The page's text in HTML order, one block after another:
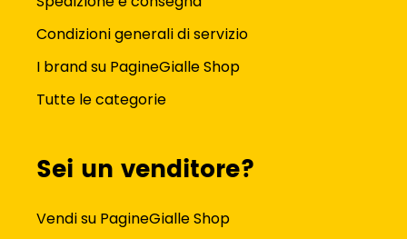
Condizioni generali di servizio
I brand su PagineGialle Shop
Tutte le categorie
Sei un venditore?
Vendi su PagineGialle Shop